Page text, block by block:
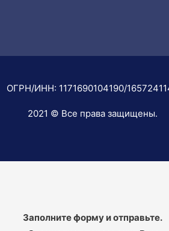
ОГРН/ИНН: 1171690104190/
2021 © Все права защищены.
Заполните форму и отправьте.